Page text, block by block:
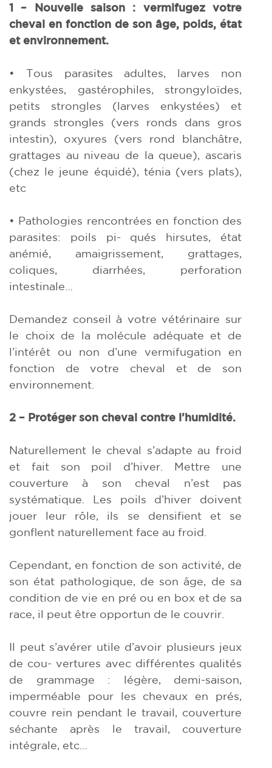
1 – Nouvelle saison : vermifugez votre
cheval en fonction de son âge, poids, état
et environnement.
• Tous parasites adultes, larves non
enkystées, gastérophiles, strongyloïdes,
petits strongles (larves enkystées) et
grands strongles (vers ronds dans gros
intestin), oxyures (vers rond blanchâtre,
grattages au niveau de la queue), ascaris
(chez le jeune équidé), ténia (vers plats),
etc
• Pathologies rencontrées en fonction des
parasites: poils pi- qués hirsutes, état
anémié, amaigrissement, grattages,
coliques, diarrhées, perforation
intestinale…
Demandez conseil à votre vétérinaire sur
le choix de la molécule adéquate et de
l’intérêt ou non d’une vermifugation en
fonction de votre cheval et de son
environnement.
2 – Protéger son cheval contre l’humidité.
Naturellement le cheval s’adapte au froid
et fait son poil d’hiver. Mettre une
couverture à son cheval n’est pas
systématique. Les poils d’hiver doivent
jouer leur rôle, ils se densifient et se
gonflent naturellement face au froid.
Cependant, en fonction de son activité, de
son état pathologique, de son âge, de sa
condition de vie en pré ou en box et de sa
race, il peut être opportun de le couvrir.
Il peut s’avérer utile d’avoir plusieurs jeux
de cou- vertures avec différentes qualités
de grammage : légère, demi-saison,
imperméable pour les chevaux en prés,
couvre rein pendant le travail, couverture
séchante après le travail, couverture
intégrale, etc…